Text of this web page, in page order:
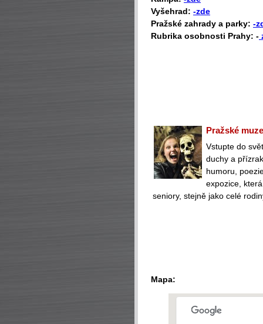
Vyšehrad: -zde
Pražské zahrady a parky: -
Rubrika osobnosti Prahy: -
Pražské
Vstupte do
duchy a
humoru,
expozice,
seniory, stejně jako celé
Mapa: